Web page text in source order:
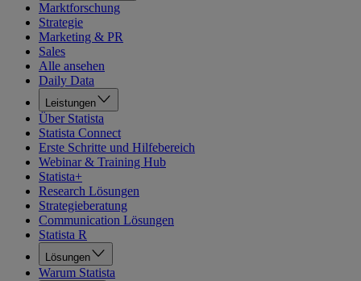
Marktforschung
Strategie
Marketing & PR
Sales
Alle ansehen
Daily Data
Leistungen
Über Statista
Statista Connect
Erste Schritte und Hilfebereich
Webinar & Training Hub
Statista+
Research Lösungen
Strategieberatung
Communication Lösungen
Statista R
Lösungen
Warum Statista